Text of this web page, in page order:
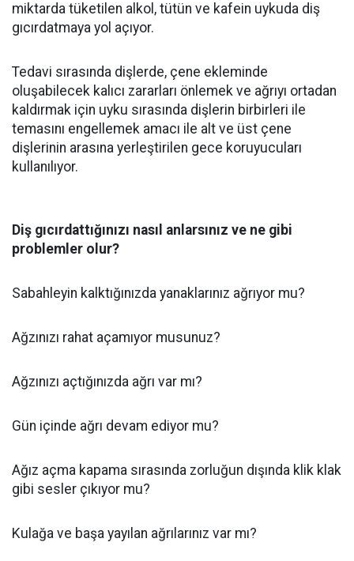
miktarda tüketilen alkol, tütün ve kafein uykuda diş
gıcırdatmaya yol açıyor.
Tedavi sırasında dişlerde, çene ekleminde
oluşabilecek kalıcı zararları önlemek ve ağrıyı ortadan
kaldırmak için uyku sırasında dişlerin birbirleri ile
temasını engellemek amacı ile alt ve üst çene
dişlerinin arasına yerleştirilen gece koruyucuları
kullanılıyor.
Diş gıcırdattığınızı nasıl anlarsınız ve ne gibi
problemler olur?
Sabahleyin kalktığınızda yanaklarınız ağrıyor mu?
Ağzınızı rahat açamıyor musunuz?
Ağzınızı açtığınızda ağrı var mı?
Gün içinde ağrı devam ediyor mu?
Ağız açma kapama sırasında zorluğun dışında klik klak
gibi sesler çıkıyor mu?
Kulağa ve başa yayılan ağrılarınız var mı?